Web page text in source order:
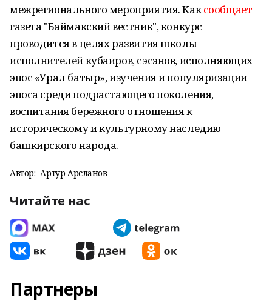
межрегионального мероприятия. Каксообщает
газета "Баймакский вестник", конкурс
проводится в целях развития школы
исполнителей кубаиров, сэсэнов, исполняющих
эпос «Урал батыр», изучения и популяризации
эпоса среди подрастающего поколения,
воспитания бережного отношения к
историческому и культурному наследию
башкирского народа.
Автор: Артур Арсланов
Читайте нас
Партнеры